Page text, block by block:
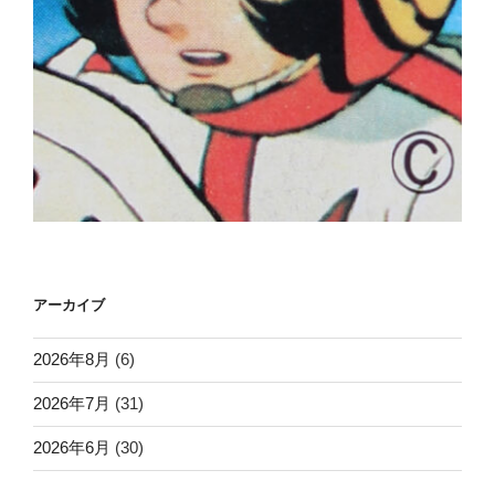
アーカイブ
2026年8月 (6)
2026年7月 (31)
2026年6月 (30)